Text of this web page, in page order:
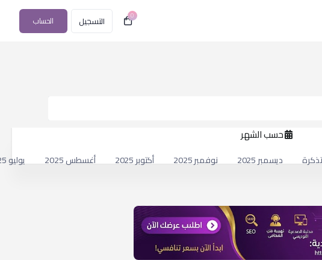
0 التسجيل الحساب
حسب الشهر
ديسمبر 2025 نوفمبر 2025 أكتوبر 2025 أغسطس 2025 يوليو 2025